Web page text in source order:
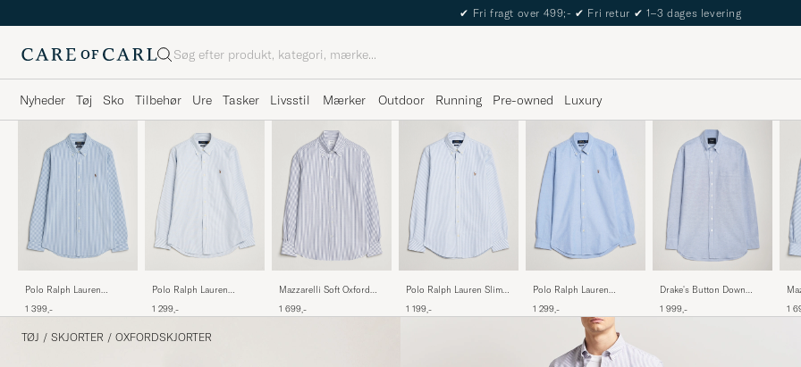
The Care of Carl Passport
Søg
Nyheder Tøj Sko Tilbehør Ure Tasker Livsstil Mærker Outdoor Running Pre-owned Luxury
Polo Ralph Lauren
Seersucker/Oxford Stripe
1 399,-
Polo Ralph Lauren
Stripes Blue
1 299,-
Mazzarelli Soft Oxford
Stripe
1 699,-
Polo Ralph Lauren Slim
Blue
1 199,-
Polo Ralph Lauren
Blue
1 299,-
Drake's Button Down
1 999,- 1
TØJ / SKJORTER / OXFORDSKJORTER